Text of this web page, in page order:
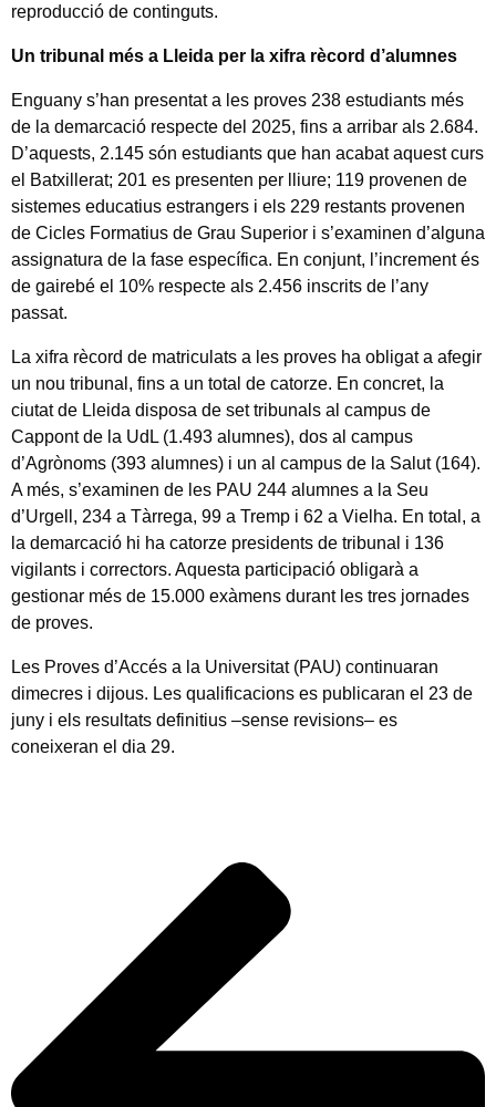
reproducció de continguts.
Un tribunal més a Lleida per la xifra rècord d’alumnes
Enguany s’han presentat a les proves 238 estudiants més
de la demarcació respecte del 2025, fins a arribar als 2.684.
D’aquests, 2.145 són estudiants que han acabat aquest curs
el Batxillerat; 201 es presenten per lliure; 119 provenen de
sistemes educatius estrangers i els 229 restants provenen
de Cicles Formatius de Grau Superior i s’examinen d’alguna
assignatura de la fase específica. En conjunt, l’increment és
de gairebé el 10% respecte als 2.456 inscrits de l’any
passat.
La xifra rècord de matriculats a les proves ha obligat a afegir
un nou tribunal, fins a un total de catorze. En concret, la
ciutat de Lleida disposa de set tribunals al campus de
Cappont de la UdL (1.493 alumnes), dos al campus
d’Agrònoms (393 alumnes) i un al campus de la Salut (164).
A més, s’examinen de les PAU 244 alumnes a la Seu
d’Urgell, 234 a Tàrrega, 99 a Tremp i 62 a Vielha. En total, a
la demarcació hi ha catorze presidents de tribunal i 136
vigilants i correctors. Aquesta participació obligarà a
gestionar més de 15.000 exàmens durant les tres jornades
de proves.
Les Proves d’Accés a la Universitat (PAU) continuaran
dimecres i dijous. Les qualificacions es publicaran el 23 de
juny i els resultats definitius –sense revisions– es
coneixeran el dia 29.